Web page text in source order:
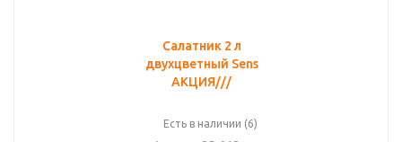
Салатник 2 л
двухцветный Sens
АКЦИЯ///
Есть в наличии (6)